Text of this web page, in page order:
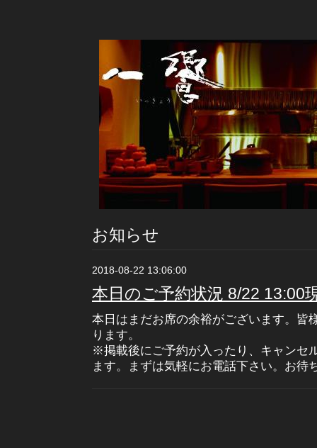
お知らせ
2018-08-22 13:06:00
本日のご予約状況 8/22 13:00
本日はまだお席の余裕がございます。皆
ります。
※掲載後にご予約が入ったり、キャンセ
ます。まずは気軽にお電話下さい。お待